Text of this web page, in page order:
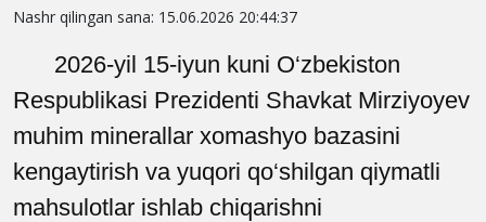
Nashr qilingan sana: 15.06.2026 20:44:37
2026-yil 15-iyun kuni O‘zbekiston
Respublikasi Prezidenti Shavkat Mirziyoyev
muhim minerallar xomashyo bazasini
kengaytirish va yuqori qo‘shilgan qiymatli
mahsulotlar ishlab chiqarishni